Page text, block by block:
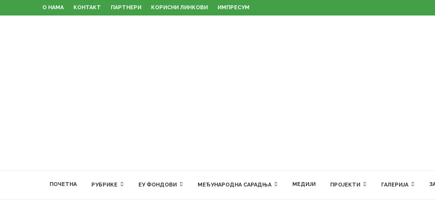
О НАМА КОНТАКТ ПАРТНЕРИ КОРИСНИ ЛИНКОВИ ИМПРЕСУМ
ПОЧЕТНА РУБРИКЕ ЕУ ФОНДОВИ МЕЂУНАРОДНА САРАДЊА МЕДИЈИ ПРОЈЕКТИ ГАЛЕРИЈА